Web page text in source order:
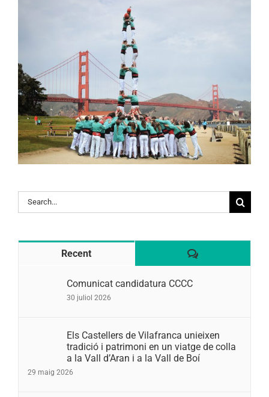
Search
for:
Recent Comentaris
Comunicat candidatura CCCC
30 juliol 2026
Els Castellers de Vilafranca unieixen
tradició i patrimoni en un viatge de colla
a la Vall d’Aran i a la Vall de Boí
29 maig 2026